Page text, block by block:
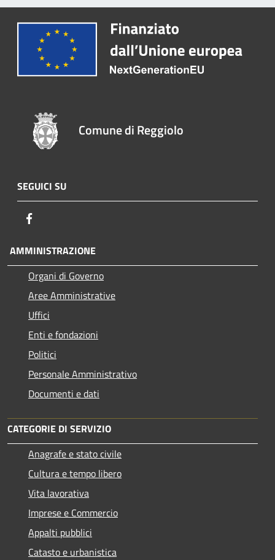
Comune di Reggiolo
SEGUICI SU
AMMINISTRAZIONE
Organi di Governo
Aree Amministrative
Uffici
Enti e fondazioni
Politici
Personale Amministrativo
Documenti e dati
CATEGORIE DI SERVIZIO
Anagrafe e stato civile
Cultura e tempo libero
Vita lavorativa
Imprese e Commercio
Appalti pubblici
Catasto e urbanistica